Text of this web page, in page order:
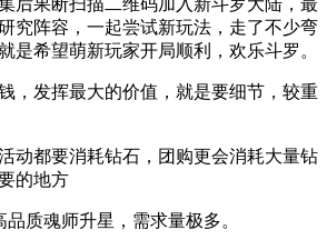
究阵容，一起尝试新玩法，走了不少弯
是希望萌新玩家开局顺利，欢乐斗罗。
，发挥最大的价值，就是要细节，较重
动都要消耗钻石，团购更会消耗大量钻
的地方
品质魂师升星，需求量极多。